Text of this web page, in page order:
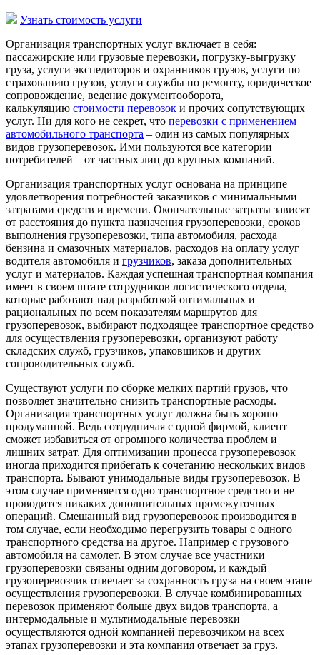
Узнать стоимость услуги
Организация транспортных услуг включает в себя:
пассажирские или грузовые перевозки, погрузку-выгрузку
груза, услуги экспедиторов и охранников грузов, услуги по
страхованию грузов, услуги службы по ремонту, юридическое
сопровождение, ведение документооборота,
калькуляцию стоимости перевозок и прочих сопутствующих
услуг. Ни для кого не секрет, что перевозки с применением
автомобильного транспорта – один из самых популярных
видов грузоперевозок. Ими пользуются все категории
потребителей – от частных лиц до крупных компаний.
Организация транспортных услуг основана на принципе
удовлетворения потребностей заказчиков с минимальными
затратами средств и времени. Окончательные затраты зависят
от расстояния до пункта назначения грузоперевозки, сроков
выполнения грузоперевозки, типа автомобиля, расхода
бензина и смазочных материалов, расходов на оплату услуг
водителя автомобиля и грузчиков, заказа дополнительных
услуг и материалов. Каждая успешная транспортная компания
имеет в своем штате сотрудников логистического отдела,
которые работают над разработкой оптимальных и
рациональных по всем показателям маршрутов для
грузоперевозок, выбирают подходящее транспортное средство
для осуществления грузоперевозки, организуют работу
складских служб, грузчиков, упаковщиков и других
сопроводительных служб.
Существуют услуги по сборке мелких партий грузов, что
позволяет значительно снизить транспортные расходы.
Организация транспортных услуг должна быть хорошо
продуманной. Ведь сотрудничая с одной фирмой, клиент
сможет избавиться от огромного количества проблем и
лишних затрат. Для оптимизации процесса грузоперевозок
иногда приходится прибегать к сочетанию нескольких видов
транспорта. Бывают унимодальные виды грузоперевозок. В
этом случае применяется одно транспортное средство и не
проводится никаких дополнительных промежуточных
операций. Смешанный вид грузоперевозок производится в
том случае, если необходимо перегрузить товары с одного
транспортного средства на другое. Например с грузового
автомобиля на самолет. В этом случае все участники
грузоперевозки связаны одним договором, и каждый
грузоперевозчик отвечает за сохранность груза на своем этапе
осуществления грузоперевозки. В случае комбинированных
перевозок применяют больше двух видов транспорта, а
интермодальные и мультимодальные перевозки
осуществляются одной компанией перевозчиком на всех
этапах грузоперевозки и эта компания отвечает за груз.